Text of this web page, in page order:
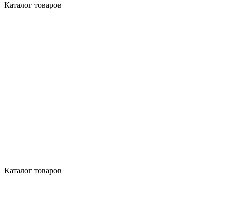
Каталог товаров
Каталог товаров